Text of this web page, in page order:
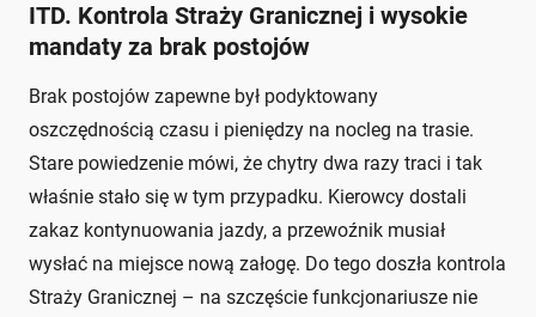
ITD. Kontrola Straży Granicznej i wysokie
mandaty za brak postojów
Brak postojów zapewne był podyktowany
oszczędnością czasu i pieniędzy na nocleg na trasie.
Stare powiedzenie mówi, że chytry dwa razy traci i tak
właśnie stało się w tym przypadku. Kierowcy dostali
zakaz kontynuowania jazdy, a przewoźnik musiał
wysłać na miejsce nową załogę. Do tego doszła kontrola
Straży Granicznej – na szczęście funkcjonariusze nie